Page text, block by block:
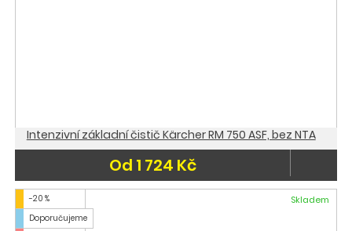
Intenzivní základní čistič Kärcher RM 750 ASF, bez NTA
Od 1 724 Kč
-20 %
Doporučujeme
Skladem